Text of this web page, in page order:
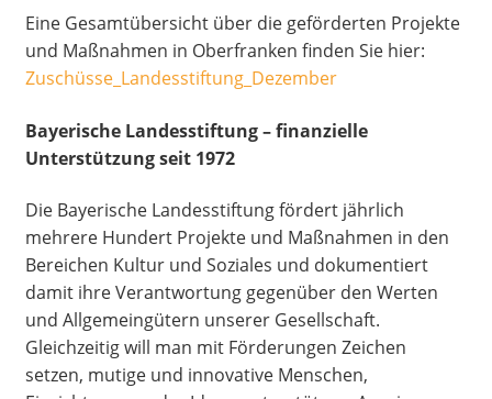
Eine Gesamtübersicht über die geförderten Projekte
und Maßnahmen in Oberfranken finden Sie hier:
Zuschüsse_Landesstiftung_Dezember
Bayerische Landesstiftung – finanzielle
Unterstützung seit 1972
Die Bayerische Landesstiftung fördert jährlich
mehrere Hundert Projekte und Maßnahmen in den
Bereichen Kultur und Soziales und dokumentiert
damit ihre Verantwortung gegenüber den Werten
und Allgemeingütern unserer Gesellschaft.
Gleichzeitig will man mit Förderungen Zeichen
setzen, mutige und innovative Menschen,